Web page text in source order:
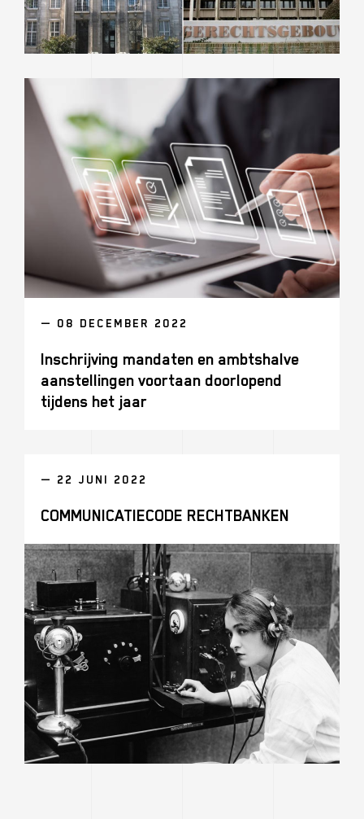
— 08 DECEMBER 2022
Inschrijving mandaten en ambtshalve
aanstellingen voortaan doorlopend
tijdens het jaar
— 22 JUNI 2022
COMMUNICATIECODE RECHTBANKEN